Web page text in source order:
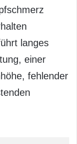
langes
einer
fehlender